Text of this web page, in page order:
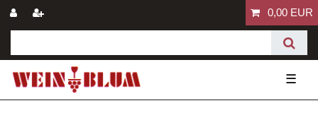
0,00 EUR
☰